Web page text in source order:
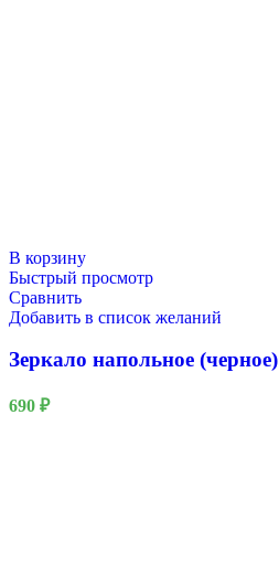
В корзину
Быстрый просмотр
Сравнить
Добавить в список желаний
Зеркало напольное (черное)
690 ₽